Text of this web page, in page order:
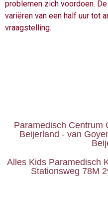
problemen zich voordoen.
variëren van een half uur tot
vraagstelling.
Paramedisch Centrum
Beijerland - van
Alles Kids Paramedisch
Stationsweg 78M